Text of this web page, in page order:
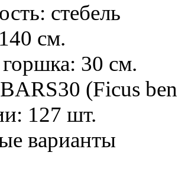
стебель
см.
30 см.
(Ficus
127 шт.
варианты